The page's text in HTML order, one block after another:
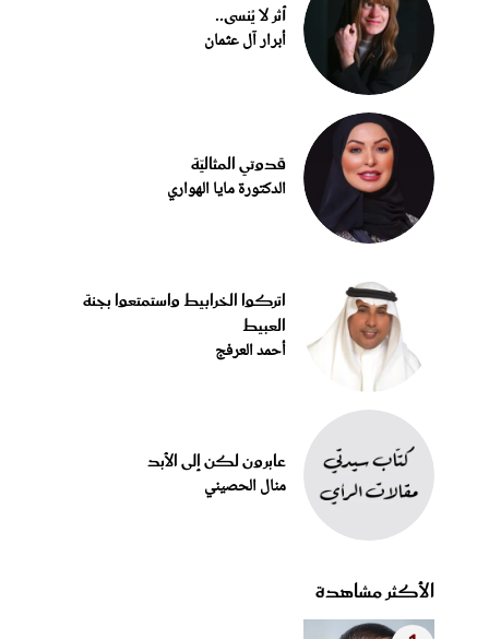
أثر لا يُنسى..
أبرار آل عثمان
قدوتي المثاليّة
الدكتورة مايا الهواري
اتركوا الخرابيط واستمتعوا بجنة
العبيط
أحمد العرفج
عابرون لكن إلى الأبد
منال الحصيني
الأكثر مشاهدة